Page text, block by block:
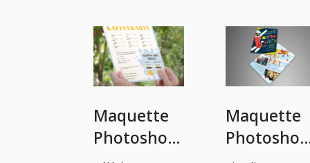
Maquette
Photoshop
Maquette
Photoshop